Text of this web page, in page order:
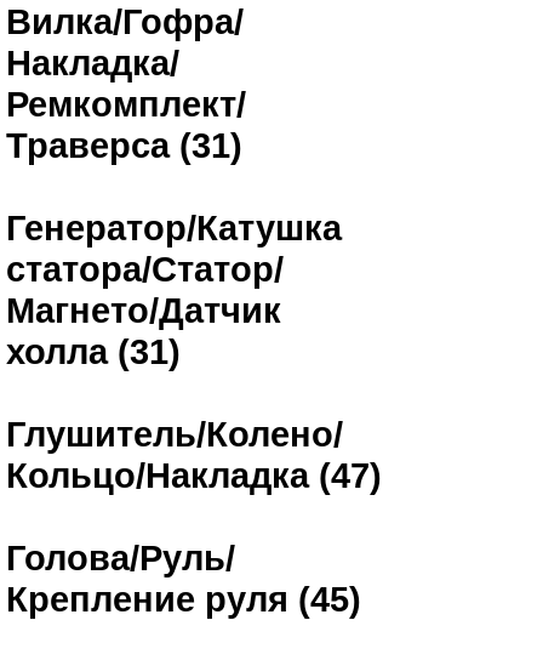
Вилка/Гофра/
Накладка/
Ремкомплект/
Траверса (31)
Генератор/Катушка
статора/Статор/
Магнето/Датчик
холла (31)
Глушитель/Колено/
Кольцо/Накладка (47)
Голова/Руль/
Крепление руля (45)